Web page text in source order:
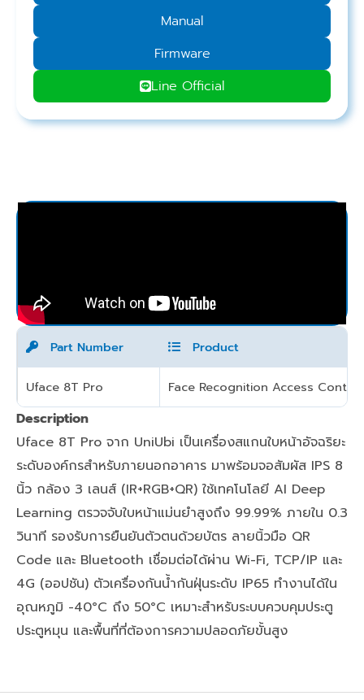
Manual
Firmware
Line Official
Part Number Product
Uface 8T Pro Face Recognition Access Control
Description
Uface 8T Pro จาก UniUbi เป็นเครื่องสแกนใบหน้าอัจฉริยะ
ระดับองค์กรสำหรับภายนอกอาคาร มาพร้อมจอสัมผัส IPS 8
นิ้ว กล้อง 3 เลนส์ (IR+RGB+QR) ใช้เทคโนโลยี AI Deep
Learning ตรวจจับใบหน้าแม่นยำสูงถึง 99.99% ภายใน 0.3
วินาที รองรับการยืนยันตัวตนด้วยบัตร ลายนิ้วมือ QR
Code และ Bluetooth เชื่อมต่อได้ผ่าน Wi-Fi, TCP/IP และ
4G (ออปชัน) ตัวเครื่องกันน้ำกันฝุ่นระดับ IP65 ทำงานได้ใน
อุณหภูมิ -40°C ถึง 50°C เหมาะสำหรับระบบควบคุมประตู
ประตูหมุน และพื้นที่ที่ต้องการความปลอดภัยขั้นสูง